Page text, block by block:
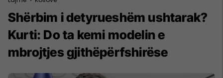
Shërbim i detyrueshëm ushtarak?
Kurti: Do ta kemi modelin e
mbrojtjes gjithëpërfshirëse